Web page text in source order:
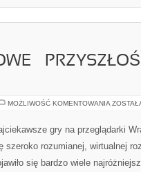
–
MOŻLIWOŚĆ KOMENTOWANIA GRY
gry na przeglądarki
szeroko rozumianej, wirtualnej
się bardzo wiele